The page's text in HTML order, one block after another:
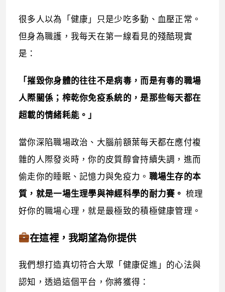
很多人以為「健康」只是少吃多動、血壓正常。
但身為職護，我每天在第一線看見的殘酷現實
是：
「摧毀你身體的往往不是病毒，而是有毒的職場
人際關係；榨乾你免疫系統的，是那些每天都在
超載的情緒耗能。」
當你深陷職場政治、大腦前額葉每天都在應付複
雜的人際發炎時，你的皮質醇會持續失調，進而
偷走你的睡眠、記憶力與免疫力。 職場生存的本
質，就是一場生理學與神經科學的耐力賽。 梳理
好你的職場心理，就是最極致的積極健康管理。
在這裡，我期望為你提供
我們想打造真切符合大眾「健康促進」的心法與
認知，透過這個平台，你將獲得：